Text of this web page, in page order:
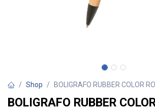
Shop BOLIGRAFO RUBBER COLOR
BOLIGRAFO RUBBER